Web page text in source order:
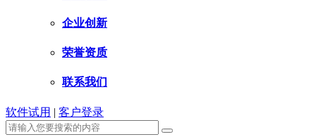
企业创新
荣誉资质
联系我们
软件试用 | 客户登录